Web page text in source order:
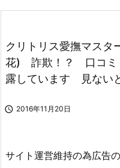
クリトリス愛撫マスタ
花) 詐欺！？ 口コ
露しています 見ない
 2016年11月20日
サイト運営維持の為広告